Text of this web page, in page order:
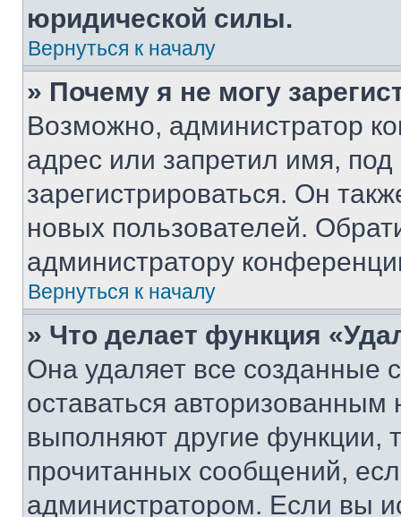
юридической силы.
Вернуться к началу
» Почему я не могу
Возможно, администратор
адрес или запретил имя,
зарегистрироваться. Он
новых пользователей.
администратору
Вернуться к началу
» Что делает функция
Она удаляет все созданные
оставаться
выполняют другие функции,
прочитанных сообщений,
администратором. Если вы